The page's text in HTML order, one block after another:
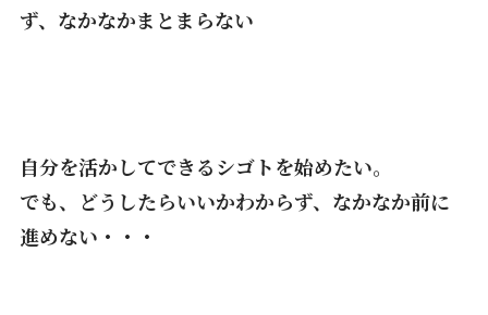
ず、なかなかまとまらない
自分を活かしてできるシゴトを始めたい。
でも、どうしたらいいかわからず、なかなか前に
進めない・・・